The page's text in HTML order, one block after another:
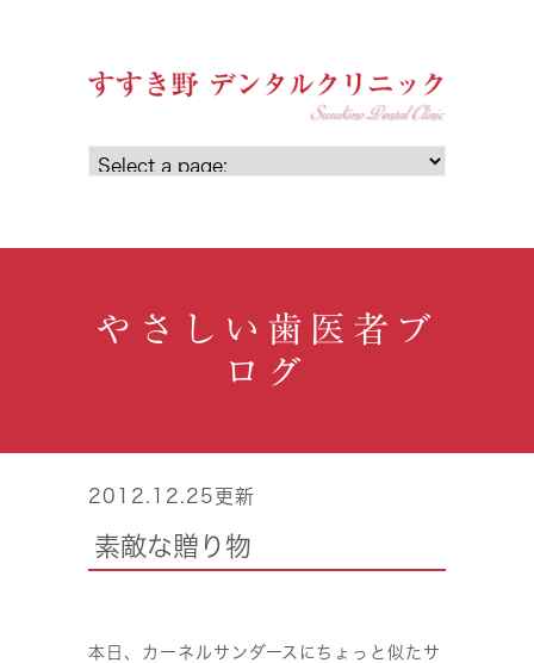
やさしい歯医者ブ
ログ
2012.12.25更新
素敵な贈り物
本日、カーネルサンダースにちょっと似たサ